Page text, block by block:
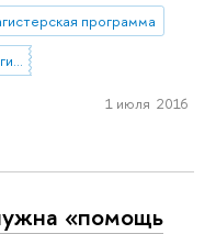
программа
"Управление в сфере науки, технологий и инноваций"
1 июля 2016
«помощь